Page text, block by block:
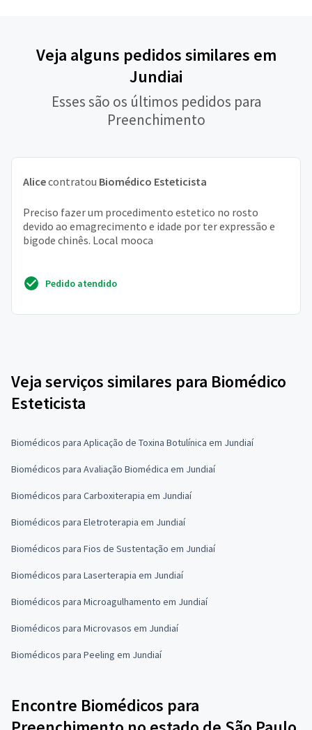
Veja alguns pedidos similares em
Jundiai
Esses são os últimos pedidos para
Preenchimento
Alicecontratou Biomédico Esteticista
Preciso fazer um procedimento estetico no rosto
devido ao emagrecimento e idade por ter expressão e
bigode chinês. Local mooca
Pedido atendido
Veja serviços similares para Biomédico
Esteticista
Biomédicos para Aplicação de Toxina Botulínica em Jundiaí
Biomédicos para Avaliação Biomédica em Jundiaí
Biomédicos para Carboxiterapia em Jundiaí
Biomédicos para Eletroterapia em Jundiaí
Biomédicos para Fios de Sustentação em Jundiaí
Biomédicos para Laserterapia em Jundiaí
Biomédicos para Microagulhamento em Jundiaí
Biomédicos para Microvasos em Jundiaí
Biomédicos para Peeling em Jundiaí
Encontre Biomédicos para